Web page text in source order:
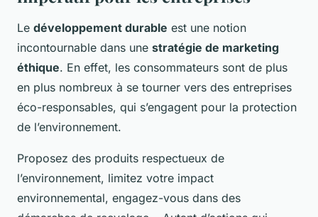
Le développement durable est une notion
incontournable dans une stratégie de marketing
éthique. En effet, les consommateurs sont de plus
en plus nombreux à se tourner vers des entreprises
éco-responsables, qui s’engagent pour la protection
de l’environnement.
Proposez des produits respectueux de
l’environnement, limitez votre impact
environnemental, engagez-vous dans des